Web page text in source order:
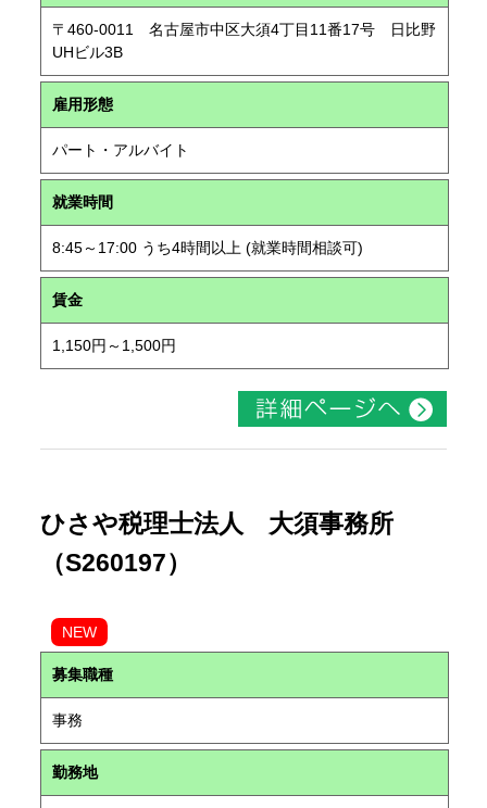
〒460-0011 名古屋市中区大須4丁目11番17号 日比野
UHビル3B
雇用形態
パート・アルバイト
就業時間
8:45～17:00 うち4時間以上 (就業時間相談可)
賃金
1,150円～1,500円
ひさや税理士法人 大須事務所
（S260197）
NEW
募集職種
事務
勤務地